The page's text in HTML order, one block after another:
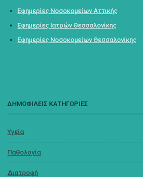
Εφημερίες Νοσοκομείων Αττικής
Εφημερίες Ιατρών Θεσσαλονίκης
Εφημερίες Νοσοκομείων Θεσσαλονίκης
ΔΗΜΟΦΙΛΕΙΣ ΚΑΤΗΓΟΡΙΕΣ
Υγεία
Παθολογία
Διατροφή